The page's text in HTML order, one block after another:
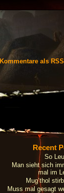
Kommentare als
Recent
So
Man sieht sich
mal im
Mug’thol
Muss mal gesagt